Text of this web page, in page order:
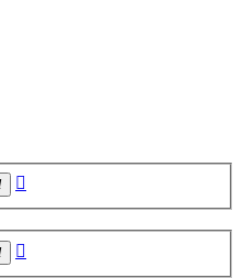
Suche
Suche